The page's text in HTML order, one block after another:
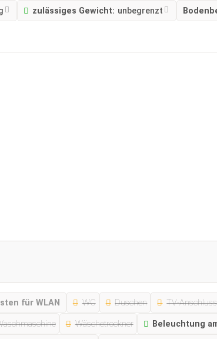
zulässiges Gewicht: unbegrenzt
für WLAN WC Duschen TV-Anschluss
Wäschetrockner Beleuchtung